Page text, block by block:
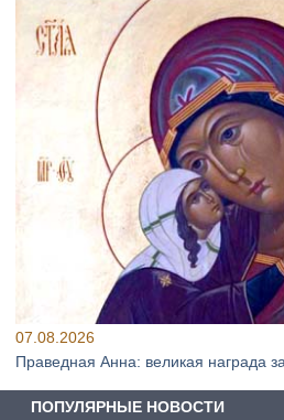
07.08.2026
Праведная Анна: великая награда
ПОПУЛЯРНЫЕ НОВОСТИ